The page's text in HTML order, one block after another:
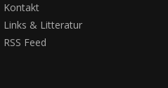
Kontakt
Links & Litteratur
RSS Feed